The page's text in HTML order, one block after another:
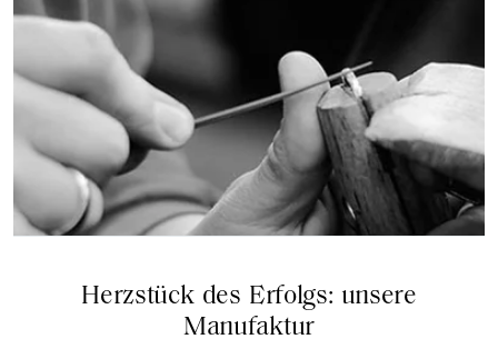
Herzstück des Erfolgs: unsere
Manufaktur